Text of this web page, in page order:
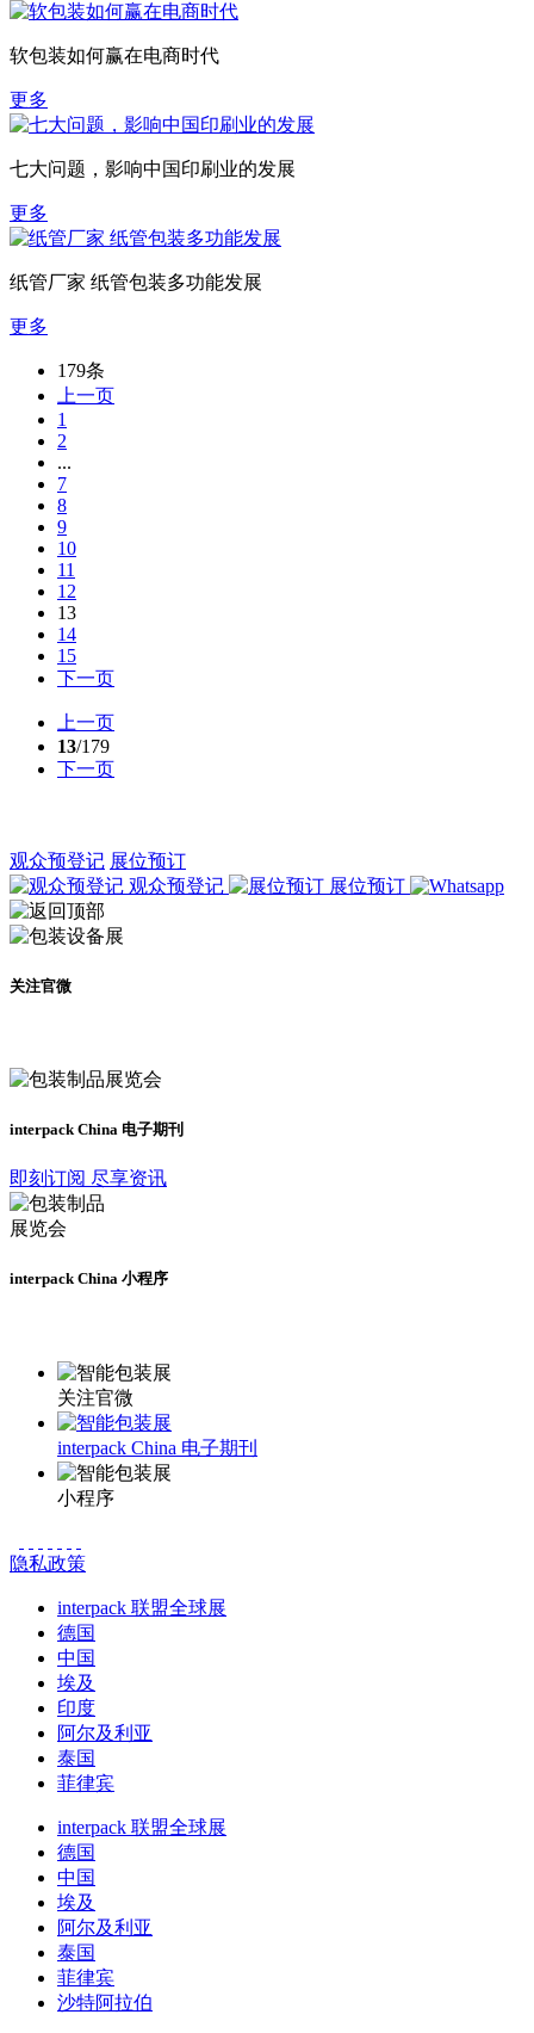
软包装如何赢在电商时代
更多
七大问题，影响中国印刷业的发展
更多
纸管厂家 纸管包装多功能发展
更多
179条
上一页
1
2
...
7
8
9
10
11
12
13
14
15
下一页
上一页
13/179
下一页
观众预登记 展位预订
观众预登记
展位预订
关注官微
interpack China 电子期刊
即刻订阅 尽享资讯
interpack China 小程序
关注官微
interpack China 电子期刊
小程序
隐私政策
interpack 联盟全球展
德国
中国
埃及
印度
阿尔及利亚
泰国
菲律宾
interpack 联盟全球展
德国
中国
埃及
阿尔及利亚
泰国
菲律宾
沙特阿拉伯